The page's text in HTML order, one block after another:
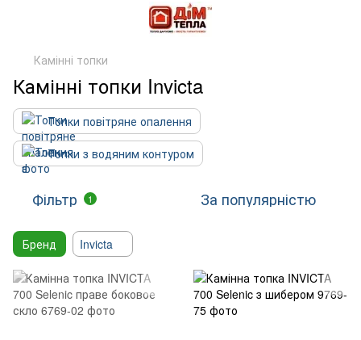
Камінні топки
Камінні топки Invicta
Топки повітряне опалення
Топки з водяним контуром
Фільтр 1 За популярністю
Бренд Invicta